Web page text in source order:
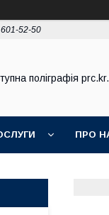
52-50
поліграфія
ПРО